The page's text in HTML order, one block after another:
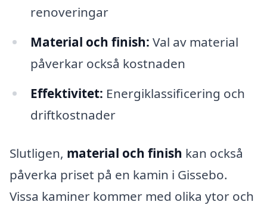
renoveringar
Material och finish: Val av material
påverkar också kostnaden
Effektivitet: Energiklassificering och
driftkostnader
Slutligen, material och finish kan också
påverka priset på en kamin i Gissebo.
Vissa kaminer kommer med olika ytor och